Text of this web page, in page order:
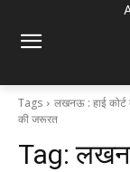
Tags
लखनऊ : हाई कोर्ट
की जरूरत
Tag: